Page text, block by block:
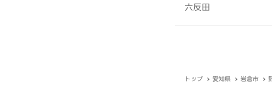
六反田
トップ 愛知県 岩倉市